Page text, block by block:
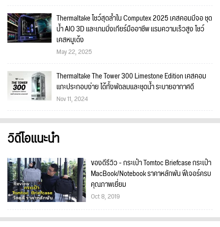
Thermaltake โชว์สุดล้ำใน Computex 2025 เคสคอมมีจอ ชุด
น้ำ AIO 3D และเกมมิ่งเกียร์มืออาชีพ แรมความเร็วสูง โชว์
เคสหมูเด้ง
May 22, 2025
Thermaltake The Tower 300 Limestone Edition เคสคอม
แกะประกอบง่าย ได้ทั้งพัดลมและชุดน้ำ ระบายอากาศดี
Nov 11, 2024
วิดีโอแนะนำ
ของดีรีวิว - กระเป๋า Tomtoc Briefcase กระเป๋า
MacBook/Notebook ราคาหลักพัน ฟีเจอร์ครบ
คุณภาพเยี่ยม
Oct 8, 2019